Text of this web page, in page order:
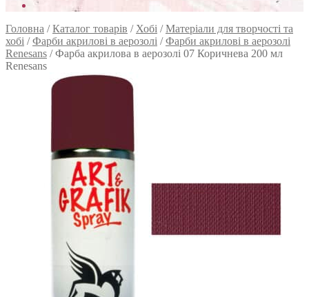
Головна /Каталог товарів / Хобі /Матеріали для творчості та
хобі /Фарби акрилові в аерозолі /Фарби акрилові в аерозолі
Renesans /Фарба акрилова в аерозолі 07 Коричнева 200 мл
Renesans